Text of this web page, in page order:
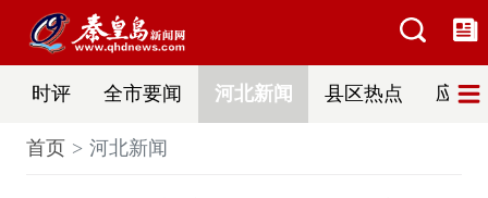
时评 全市要闻 河北新闻 县区热点 应急
首页 河北新闻